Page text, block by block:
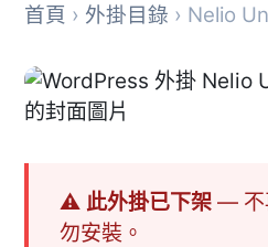
首頁 › 外掛目錄 › Nelio
⚠ 此外掛已下架— 不
勿安裝。